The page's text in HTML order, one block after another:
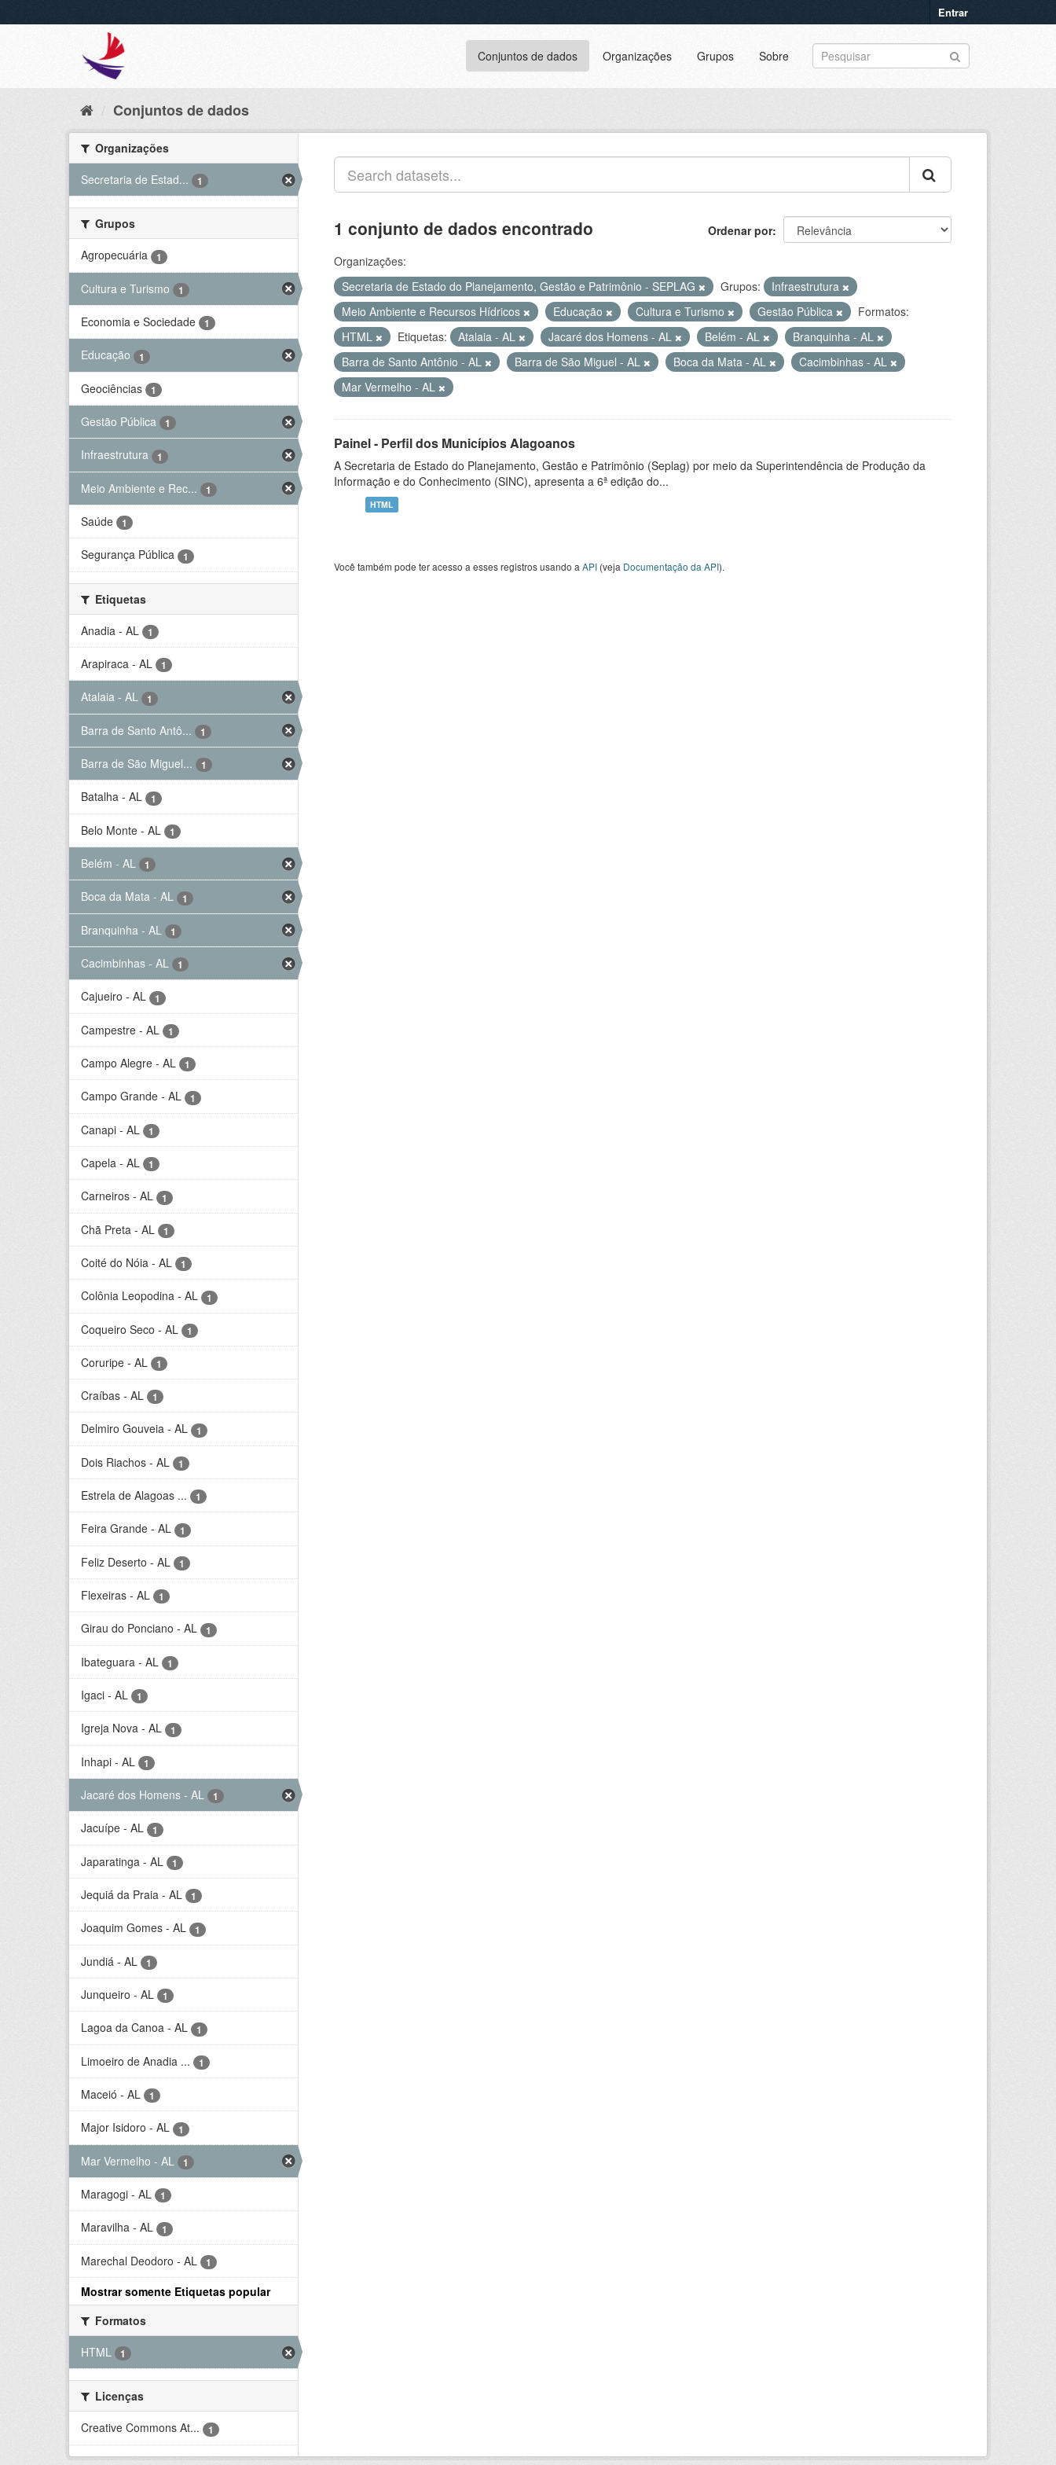
Entrar
Conjuntos de dados Organizações Grupos Sobre
Conjuntos de dados
Organizações
Secretaria de Estad...
1
Grupos
Agropecuária
1
Cultura e Turismo 1
Economia e Sociedade 1
Educação 1
Geociências 1
Gestão Pública 1
Infraestrutura 1
Meio Ambiente e Rec... 1
Saúde 1
Segurança Pública 1
Etiquetas
Anadia - AL
1
Arapiraca - AL 1
Atalaia - AL 1
Barra de Santo Antô... 1
Barra de São Miguel... 1
Batalha - AL 1
Belo Monte - AL 1
Belém - AL 1
Boca da Mata - AL 1
Branquinha - AL 1
Cacimbinhas - AL 1
Cajueiro - AL 1
Campestre - AL 1
Campo Alegre - AL 1
Campo Grande - AL 1
Canapi - AL 1
Capela - AL 1
Carneiros - AL 1
Chã Preta - AL 1
Coité do Nóia - AL 1
Colônia Leopodina - AL 1
Coqueiro Seco - AL 1
Coruripe - AL 1
Craíbas - AL 1
Delmiro Gouveia - AL 1
Dois Riachos - AL 1
Estrela de Alagoas ... 1
Feira Grande - AL 1
Feliz Deserto - AL 1
Flexeiras - AL 1
Girau do Ponciano - AL 1
Ibateguara - AL 1
Igaci - AL 1
Igreja Nova - AL 1
Inhapi - AL 1
Jacaré dos Homens - AL 1
Jacuípe - AL 1
Japaratinga - AL 1
Jequiá da Praia - AL 1
Joaquim Gomes - AL 1
Jundiá - AL 1
Junqueiro - AL 1
Lagoa da Canoa - AL 1
Limoeiro de Anadia ... 1
Maceió - AL 1
Major Isidoro - AL 1
Mar Vermelho - AL 1
Maragogi - AL 1
Maravilha - AL 1
Marechal Deodoro - AL 1
Mostrar somente Etiquetas popular
Formatos
HTML
1
Licenças
Creative Commons At...
1
Ordenar por
1 conjunto de dados encontrado
Organizações:
Secretaria de Estado do Planejamento, Gestão e Patrimônio - SEPLAG
Grupos:
Infraestrutura
Meio Ambiente e Recursos Hídricos
Educação Cultura e Turismo Gestão Pública
Formatos:
HTML
Etiquetas: Atalaia - AL Jacaré dos Homens - AL Belém - AL
Branquinha - AL
Barra de Santo Antônio - AL
Barra de São Miguel - AL Boca da Mata - AL
Cacimbinhas - AL
Mar Vermelho - AL
Painel - Perfil dos Municípios Alagoanos
A Secretaria de Estado do Planejamento, Gestão e Patrimônio (Seplag) por meio da Superintendência de Produção da
Informação e do Conhecimento (SINC), apresenta a 6ª edição do...
HTML
Você também pode ter acesso a esses registros usando a API (veja Documentação da API).